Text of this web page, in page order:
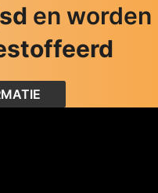
en worden